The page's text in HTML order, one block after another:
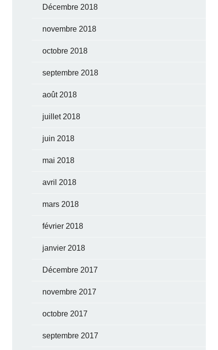
Décembre 2018
novembre 2018
octobre 2018
septembre 2018
août 2018
juillet 2018
juin 2018
mai 2018
avril 2018
mars 2018
février 2018
janvier 2018
Décembre 2017
novembre 2017
octobre 2017
septembre 2017